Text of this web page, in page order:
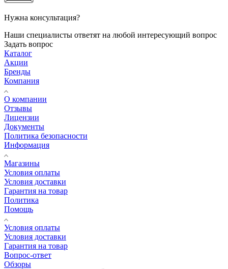
Нужна консультация?
Наши специалисты ответят на любой интересующий вопрос
Задать вопрос
Каталог
Акции
Бренды
Компания
О компании
Отзывы
Лицензии
Документы
Политика безопасности
Информация
Магазины
Условия оплаты
Условия доставки
Гарантия на товар
Политика
Помощь
Условия оплаты
Условия доставки
Гарантия на товар
Вопрос-ответ
Обзоры